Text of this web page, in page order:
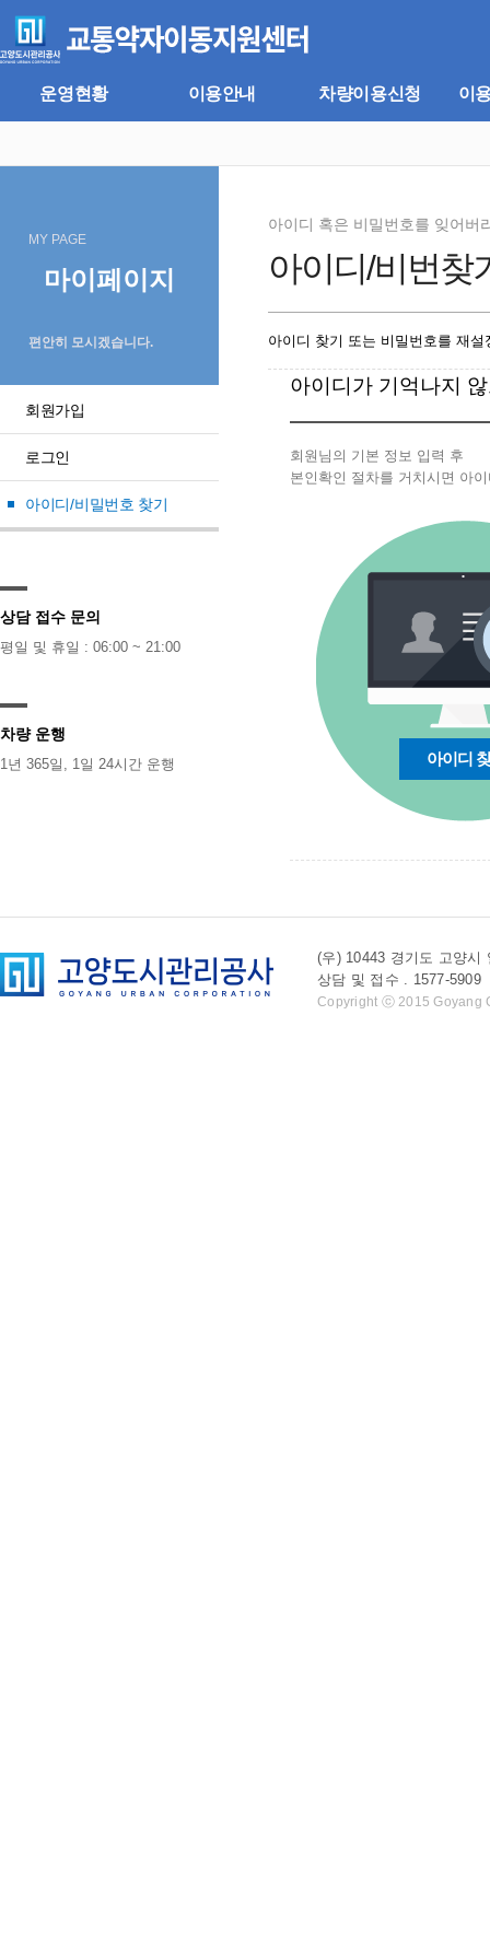
뉴
바
기
바
로
운영현황 이용안내 차량이용신청 이
마이페이지
MY PAGE
편안히 모시겠습니다.
회원가입
로그인
아이디/비밀번호 찾기
상담 접수 문의
평일 및 휴일 : 06:00 ~ 21:00
차량 운행
1년 365일, 1일 24시간 운행
아이디/비번찾
아이디 혹은 비밀번호를 잊어버
아이디 찾기 또는 비밀번호를 재
아이디가 기억나지
회원님의 기본 정보 입력 후
본인확인 절차를 거치시면 아
아이디
(우) 10443 경기도 고양시
상담 및 접수 . 1577-
Copyright ⓒ 2015 Goyang